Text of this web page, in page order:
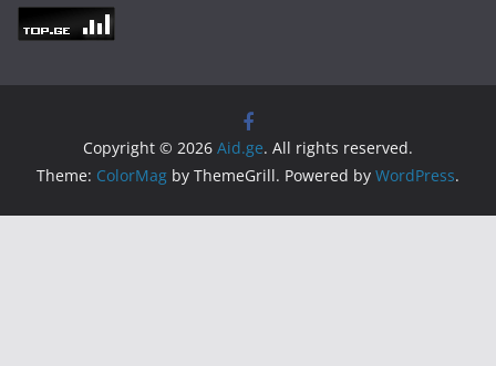
Copyright © 2026 Aid.ge. All rights reserved.
Theme: ColorMag by ThemeGrill. Powered by WordPress.